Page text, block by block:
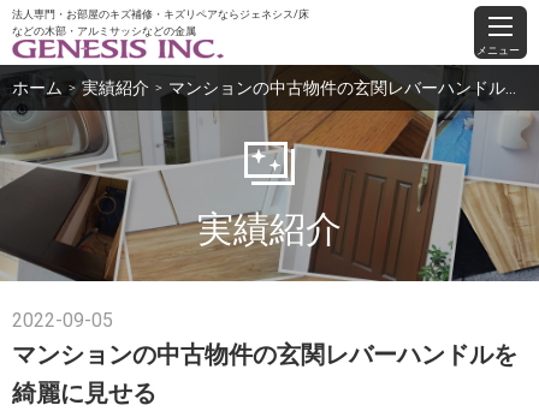
法人専門・お部屋のキズ補修・キズリペアならジェネシス/床
などの木部・アルミサッシなどの金属
メニュー
ホーム ＞ 実績紹介 ＞
実績紹介
2022-09-05
マンションの中古物件の玄関レバーハンドルを
綺麗に見せる